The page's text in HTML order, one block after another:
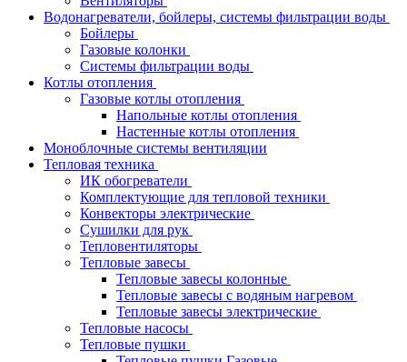
Водонагреватели, бойлеры, системы фильтрации воды
Бойлеры
Газовые колонки
Системы фильтрации воды
Котлы отопления
Газовые котлы отопления
Напольные котлы отопления
Настенные котлы отопления
Моноблочные системы вентиляции
Тепловая техника
ИК обогреватели
Комплектующие для тепловой техники
Конвекторы электрические
Сушилки для рук
Тепловентиляторы
Тепловые завесы
Тепловые завесы колонные
Тепловые завесы с водяным нагревом
Тепловые завесы электрические
Тепловые насосы
Тепловые пушки